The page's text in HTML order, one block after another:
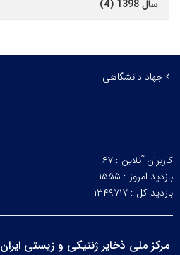
سال 1398 (4)
جهاد دانشگاهی
کاربران آنلاین : ۶۷
بازدید امروز : ۱۵۵۵
بازدید کل : ۱۳۴۹۷۱۷
مرکز ملی ذخایر ژنتیکی و زیستی ایران